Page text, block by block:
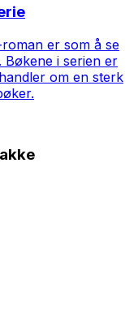
er som å se
i serien er
om en sterk